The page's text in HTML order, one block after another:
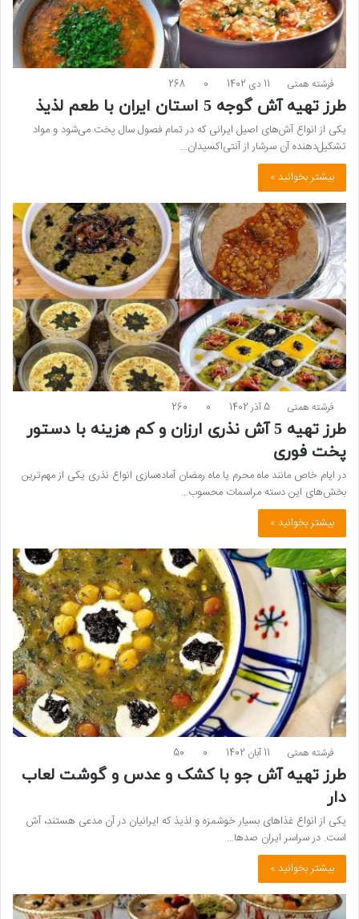
فرشته همتی 11 دی 1402 0
268
طرز تهیه آش گوجه 5 استان ایران با طعم لذیذ
یکی از انواع آش‌های اصیل ایرانی که در تمام فصول سال پخت می‌شود و مواد
تشکیل‌دهنده آن سرشار از آنتی‌اکسیدان…
بیشتر بخوانید »
فرشته همتی 5 آذر 1402 0
260
طرز تهیه 5 آش نذری ارزان و کم هزینه با دستور
پخت فوری
در ایام خاص مانند ماه محرم یا ماه رمضان آماده‌سازی انواع نذری یکی از مهم‌ترین
بخش‌های این دسته مراسمات محسوب…
بیشتر بخوانید »
فرشته همتی 11 آبان 1402 0
50
طرز تهیه آش جو با کشک و عدس و گوشت لعاب
دار
یکی از انواع غذاهای بسیار خوشمزه و لذیذ که ایرانیان در آن مدعی هستند، آش
است. در سراسر ایران صدها…
بیشتر بخوانید »